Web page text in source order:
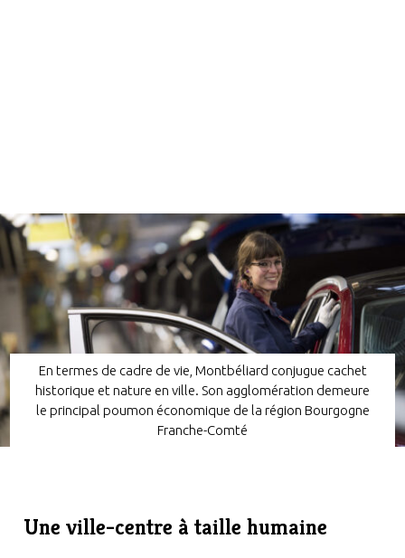
En termes de cadre de vie, Montbéliard conjugue cachet
historique et nature en ville. Son agglomération demeure
le principal poumon économique de la région Bourgogne
Franche-Comté
Une ville-centre à taille humaine